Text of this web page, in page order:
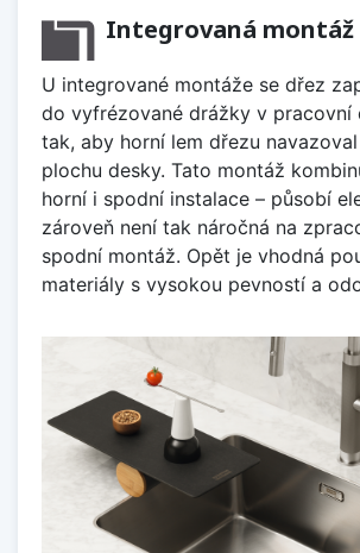
Integrovaná montáž
U integrované montáže se dřez
do vyfrézované drážky v pracovní
tak, aby horní lem dřezu
plochu desky. Tato montáž
horní i spodní instalace – působí
zároveň není tak náročná na
spodní montáž. Opět je vhodná
materiály s vysokou pevností a